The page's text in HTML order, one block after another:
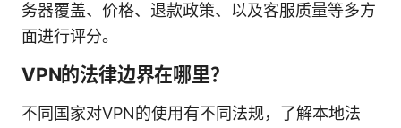
务器覆盖、价格、退款政策、以及客服质量等多方
面进行评分。
VPN的法律边界在哪里？
不同国家对VPN的使用有不同法规，了解本地法